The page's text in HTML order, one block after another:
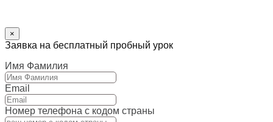
×
Заявка на бесплатный пробный урок
Имя Фамилия
Email
Номер телефона с кодом страны